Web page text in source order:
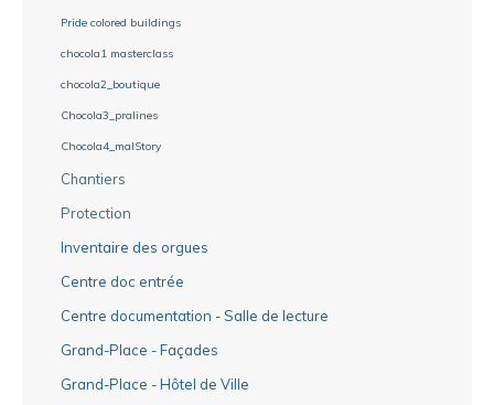
Pride colored buildings
chocola1 masterclass
chocola2_boutique
Chocola3_pralines
Chocola4_malStory
Chantiers
Protection
Inventaire des orgues
Centre doc entrée
Centre documentation - Salle de lecture
Grand-Place - Façades
Grand-Place - Hôtel de Ville